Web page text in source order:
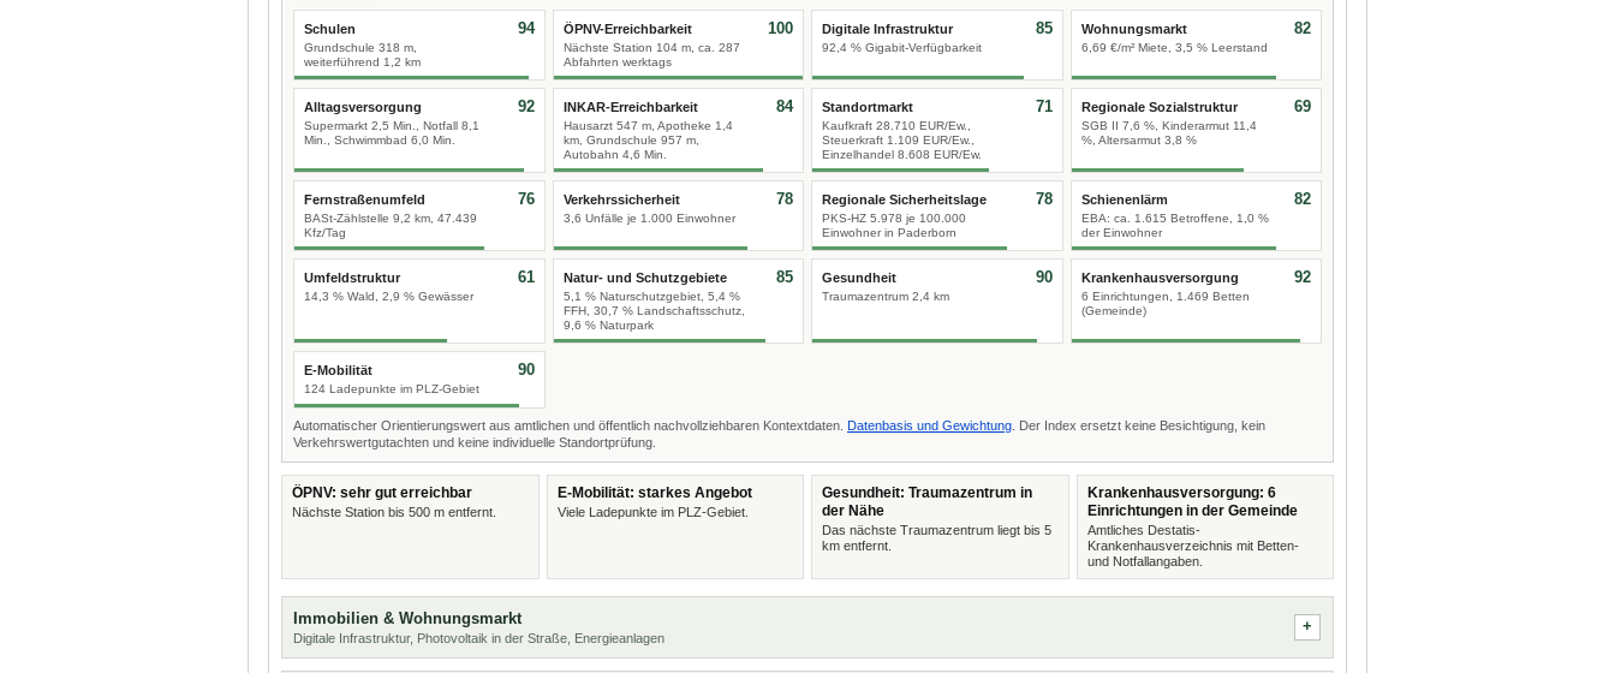
Schulen
Grundschule 318 m,
weiterführend 1,2 km
94 ÖPNV-Erreichbarkeit
Nächste Station 104 m, ca. 287
Abfahrten werktags
100 Digitale Infrastruktur
92,4 % Gigabit-Verfügbarkeit
85 Wohnungsmarkt
6,69 €/m² Miete, 3,5 % Leerstand
82
Alltagsversorgung
Supermarkt 2,5 Min., Notfall 8,1
Min., Schwimmbad 6,0 Min.
92 INKAR-Erreichbarkeit
Hausarzt 547 m, Apotheke 1,4
km, Grundschule 957 m,
Autobahn 4,6 Min.
84 Standortmarkt
Kaufkraft 28.710 EUR/Ew.,
Steuerkraft 1.109 EUR/Ew.,
Einzelhandel 8.608 EUR/Ew.
71 Regionale Sozialstruktur
SGB II 7,6 %, Kinderarmut 11,4
%, Altersarmut 3,8 %
69
Fernstraßenumfeld
BASt-Zählstelle 9,2 km, 47.439
Kfz/Tag
76 Verkehrssicherheit
3,6 Unfälle je 1.000 Einwohner
78 Regionale Sicherheitslage
PKS-HZ 5.978 je 100.000
Einwohner in Paderborn
78 Schienenlärm
EBA: ca. 1.615 Betroffene, 1,0 %
der Einwohner
82
Umfeldstruktur
14,3 % Wald, 2,9 % Gewässer
61 Natur- und Schutzgebiete
5,1 % Naturschutzgebiet, 5,4 %
FFH, 30,7 % Landschaftsschutz,
9,6 % Naturpark
85 Gesundheit
Traumazentrum 2,4 km
90 Krankenhausversorgung
6 Einrichtungen, 1.469 Betten
(Gemeinde)
92
E-Mobilität
124 Ladepunkte im PLZ-Gebiet
90
Automatischer Orientierungswert aus amtlichen und öffentlich nachvollziehbaren Kontextdaten. Datenbasis und Gewichtung . Der Index ersetzt keine Besichtigung, kein
Verkehrswertgutachten und keine individuelle Standortprüfung.
ÖPNV: sehr gut erreichbar
Nächste Station bis 500 m entfernt.
E-Mobilität: starkes Angebot
Viele Ladepunkte im PLZ-Gebiet.
Gesundheit: Traumazentrum in
der Nähe
Das nächste Traumazentrum liegt bis 5
km entfernt.
Krankenhausversorgung: 6
Einrichtungen in der Gemeinde
Amtliches Destatis-
Krankenhausverzeichnis mit Betten-
und Notfallangaben.
Immobilien & Wohnungsmarkt
Digitale Infrastruktur, Photovoltaik in der Straße, Energieanlagen